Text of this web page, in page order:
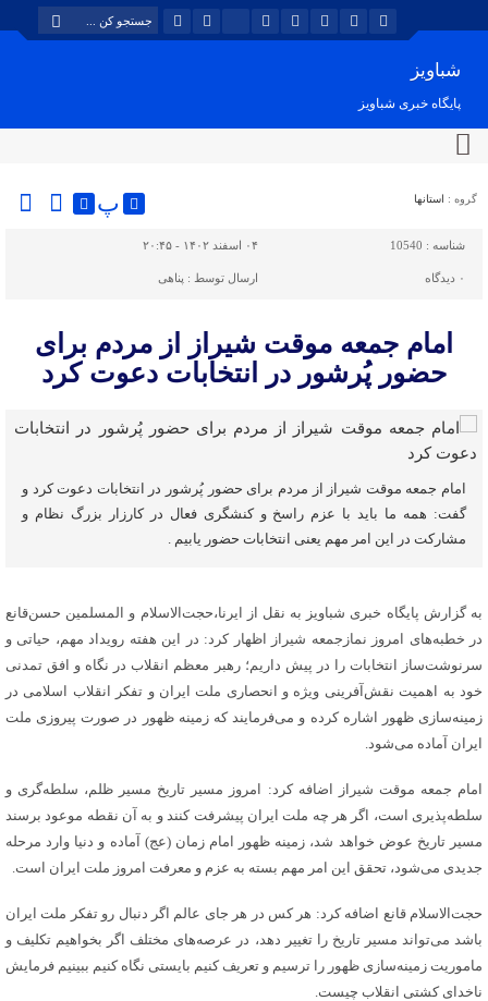
شباویز
پایگاه خبری شباویز
گروه : استانها پ
شناسه : 10540 ۰۴ اسفند ۱۴۰۲ - ۲۰:۴۵
۰ دیدگاه ارسال توسط : پناهی
امام جمعه موقت شیراز از مردم برای
حضور پُرشور در انتخابات دعوت کرد
امام جمعه موقت شیراز از مردم برای حضور پُرشور در انتخابات دعوت کرد و
گفت: همه ما باید با عزم راسخ و کنشگری فعال در کارزار بزرگ نظام و
مشارکت در این امر مهم یعنی انتخابات حضور یابیم .
به گزارش پایگاه خبری شباویز به نقل از ایرنا،حجت‌الاسلام و المسلمین حسن‌قانع
در خطبه‌های امروز نمازجمعه شیراز اظهار کرد: در این هفته رویداد مهم، حیاتی و
سرنوشت‌ساز انتخابات را در پیش داریم؛ رهبر معظم انقلاب در نگاه و افق تمدنی
خود به اهمیت نقش‌آفرینی ویژه و انحصاری ملت ایران و تفکر انقلاب اسلامی در
زمینه‌سازی ظهور اشاره کرده‌ و می‌فرمایند که زمینه ظهور در صورت پیروزی ملت
ایران آماده می‌شود.
امام جمعه موقت شیراز اضافه کرد: امروز مسیر تاریخ مسیر ظلم، سلطه‌گری و
سلطه‌پذیری است، اگر هر چه ملت ایران پیشرفت کنند و به آن نقطه موعود برسند
مسیر تاریخ عوض خواهد شد، زمینه ظهور امام زمان (عج) آماده و دنیا وارد مرحله
جدیدی می‌شود، تحقق این امر مهم بسته به عزم و معرفت امروز ملت ایران است.
حجت‌الاسلام قانع اضافه کرد: هر کس در هر جای عالم اگر دنبال رو تفکر ملت ایران
باشد می‌تواند مسیر تاریخ را تغییر دهد، در عرصه‌های مختلف اگر بخواهیم تکلیف و
ماموریت زمینه‌سازی ظهور را ترسیم و تعریف کنیم بایستی نگاه کنیم ببینیم فرمایش
ناخدای کشتی انقلاب چیست.